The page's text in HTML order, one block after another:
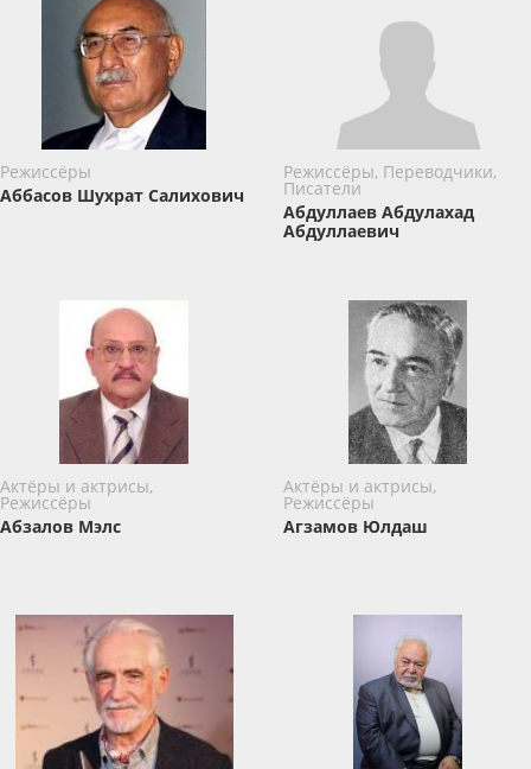
Режиссёры
Аббасов Шухрат Салихович
Режиссёры, Переводчики,
Писатели
Абдуллаев Абдулахад
Абдуллаевич
Актёры и актрисы,
Режиссёры
Абзалов Мэлс
Актёры и актрисы,
Режиссёры
Агзамов Юлдаш